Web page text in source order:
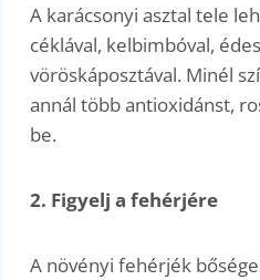
A karácsonyi asztal tele
céklával, kelbimbóval,
vöröskáposztával. Minél
annál több antioxidánst,
be.
2. Figyelj a fehérjére
A növényi fehérjék